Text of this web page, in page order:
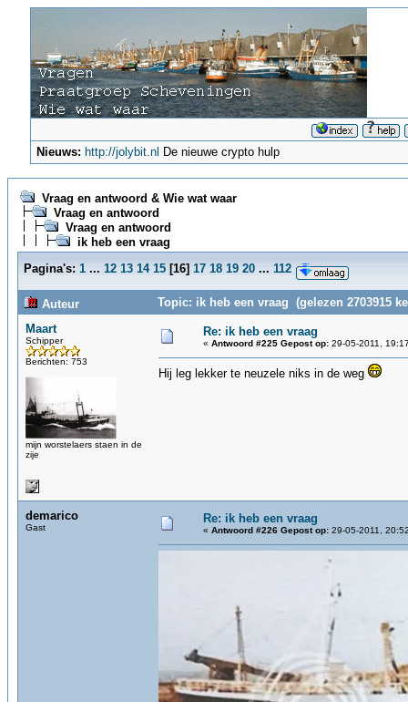
Nieuws: http://jolybit.nl De nieuwe crypto hulp
Vraag en antwoord & Wie wat waar
Vraag en antwoord
Vraag en antwoord
ik heb een vraag
Pagina's: 1 ... 12 13 14 15 [16] 17 18 19 20 ... 112
Auteur
Topic: ik heb een vraag (gelezen 2703915
Maart
Schipper
Berichten: 753
mijn worstelaers staen in de
zije
Re: ik heb een vraag
« Antwoord #225 Gepost op: 29-05-2011,
Hij leg lekker te neuzele niks in de weg
demarico
Gast
Re: ik heb een vraag
« Antwoord #226 Gepost op: 29-05-2011,